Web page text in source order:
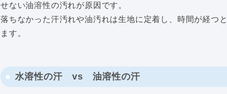
せない油溶性の汚れが原因です。
落ちなかった汗汚れや油汚れは生地に定着し、時間が経つ
ます。
水溶性の汗 vs 油溶性の汗